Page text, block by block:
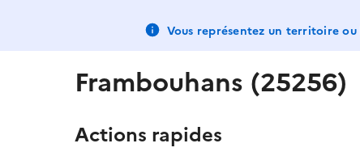
Vous représentez un territoire
Frambouhans (25256)
Actions rapides